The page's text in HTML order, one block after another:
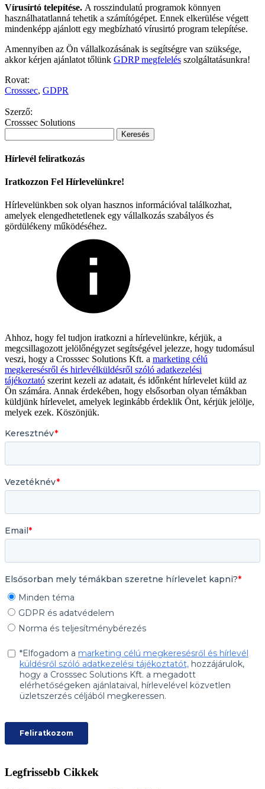
Vírusírtó telepítése. A rosszindulatú programok könnyen
használhatatlanná tehetik a számítógépet. Ennek elkerülése végett
mindenképp ajánlott egy megbízható vírusirtó program telepítése.
Amennyiben az Ön vállalkozásának is segítségre van szüksége,
akkor kérjen ajánlatot tőlünk GDRP megfelelés szolgáltatásunkra!
Rovat:
Crosssec, GDPR
Szerző:
Crosssec Solutions
Hírlevél feliratkozás
Iratkozzon Fel Hírlevelünkre!
Hírlevelünkben sok olyan hasznos információval találkozhat,
amelyek elengedhetetlenek egy vállalkozás szabályos és
gördülékeny működéséhez.
Ahhoz, hogy fel tudjon iratkozni a hírlevelünkre, kérjük, a
megcsillagozott jelölőnégyzet segítségével jelezze, hogy tudomásul
veszi, hogy a Crosssec Solutions Kft. a marketing célú
megkeresésről és hirlevélküldésről szóló adatkezelési
tájékoztató szerint kezeli az adatait, és időnként hírlevelet küld az
Ön számára. Annak érdekében, hogy elsősorban olyan témákban
küldjünk hírlevelet, amelyek leginkább érdeklik Önt, kérjük jelölje,
melyek ezek. Köszönjük.
Legfrissebb Cikkek